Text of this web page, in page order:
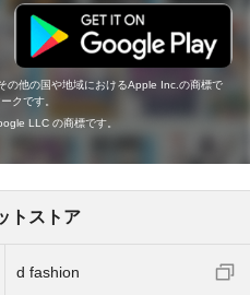
の他の国や地域におけるApple Inc.の商標で
クです。
LLC の商標です。
トストア
d fashion